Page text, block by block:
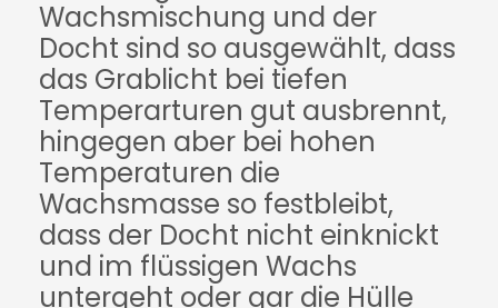
Wachsmischung und der
Docht sind so ausgewählt, dass
das Grablicht bei tiefen
Temperarturen gut ausbrennt,
hingegen aber bei hohen
Temperaturen die
Wachsmasse so festbleibt,
dass der Docht nicht einknickt
und im flüssigen Wachs
untergeht oder gar die Hülle